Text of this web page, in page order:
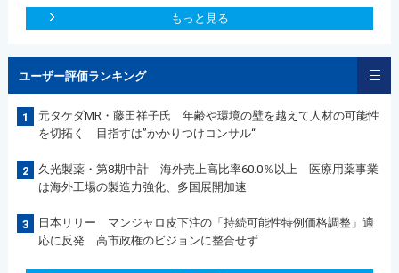
もっと見る
ユーザー評価ランキング
1
元タケダMR・藤田祥子氏 年齢や環境の壁を越えて人材の可能性
を切拓く 目指すは”かかりつけコンサル“
2
久光製薬・第8期中計 海外売上高比率60.0％以上 医療用薬事業
は海外工場の製造力強化、多国展開加速
3
日本リリー マンジャロ皮下注の「持続可能性特例価格調整」適
応に反発 高市政権のビジョンに整合せず